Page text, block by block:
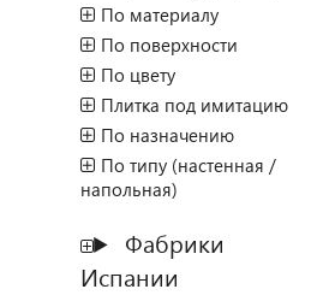
По материалу
По поверхности
По цвету
Плитка под имитацию
По назначению
По типу (настенная /
напольная)
Фабрики
Испании